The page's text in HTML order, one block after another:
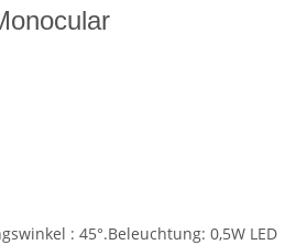
: 45°.Beleuchtung: 0,5W LED